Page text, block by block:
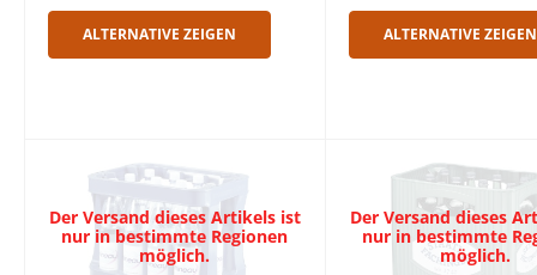
ALTERNATIVE ZEIGEN ALTERNATIVE ZEIGEN
Der Versand dieses Artikels ist
nur in bestimmte Regionen
möglich.
Der Versand dieses
nur in bestimmte
möglich.